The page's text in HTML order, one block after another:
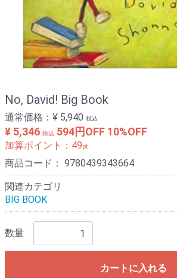
No, David! Big Book
通常価格： ¥ 5,940 税込
¥ 5,346 税込 594円OFF 10%OFF
加算ポイント： 49pt
商品コード： 9780439343664
関連カテゴリ
BIG BOOK
数量
カートに入れる